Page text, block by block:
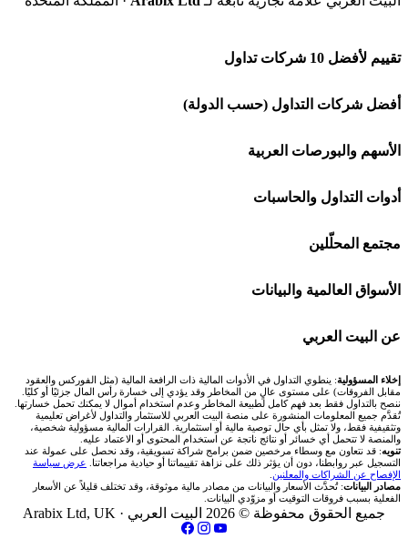
تقييم لأفضل 10 شركات تداول
شركة Capital.com
افاتريد AvaTrade
اكسنس Exness
منصة بينانس
اكس تي بي XTB
انتراكتيف بروكرز IBKR
أفضل شركات التداول (حسب الدولة)
شركات تداول في السعودية
شركات تداول في الإمارات
شركات تداول في الكويت
شركات تداول في قطر
شركات تداول في الأردن
شركات تداول في العراق
شركات تداول في فلسطين
الأسهم والبورصات العربية
🌍 كل البورصات العربية
🇸🇦 السوق السعودية
🇦🇪 أسواق الإمارات
🇪🇬 البورصة المصرية
🇶🇦 بورصة قطر
🇯🇴 بورصة عمّان
🇧🇭 بورصة البحرين
أدوات التداول والحاسبات
🕌 حاسبة الزكاة
💱 محول العملات
🧮 حاسبة حجم اللوت
📊 حاسبة قيمة النقطة
💰 حاسبة ربح الفوركس
📌 حاسبة النقاط المحورية
📏 حاسبة حجم المركز
مجتمع المحلّلين
🧱 حائط المجتمع
🏆 لوحة المحلّلين
✍️ اكتب تحليلك
الأسواق العالمية والبيانات
🌐 المؤشرات العالمية
🥇 سعر الذهب اليوم
🥇 أسعار الذهب والمعادن
💱 أسعار العملات والفوركس
💵 سعر الريال السعودي في مصر
عن البيت العربي
من نحن
تواصل معنا
فريق المؤلفين
مقالات تعليمية
إخلاء المسؤولية: ينطوي التداول في الأدوات المالية ذات الرافعة المالية (مثل الفوركس والعقود
مقابل الفروقات) على مستوى عالٍ من المخاطر وقد يؤدي إلى خسارة رأس المال جزئيًا أو كليًا.
ننصح بالتداول فقط بعد فهم كامل لطبيعة المخاطر وعدم استخدام أموال لا يمكنك تحمل خسارتها.
تُقدَّم جميع المعلومات المنشورة على منصة البيت العربي للاستثمار والتداول لأغراض تعليمية
وتثقيفية فقط، ولا تمثل بأي حال توصية مالية أو استثمارية. القرارات المالية مسؤولية شخصية،
والمنصة لا تتحمل أي خسائر أو نتائج ناتجة عن استخدام المحتوى أو الاعتماد عليه.
تنويه: قد نتعاون مع وسطاء مرخصين ضمن برامج شراكة تسويقية، وقد نحصل على عمولة عند
التسجيل عبر روابطنا، دون أن يؤثر ذلك على نزاهة تقييماتنا أو حيادية مراجعاتنا. عرض سياسة
الإفصاح عن الشراكات والمعلنين
مصادر البيانات: تُحدَّث الأسعار والبيانات من مصادر مالية موثوقة، وقد تختلف قليلاً عن الأسعار
الفعلية بسبب فروقات التوقيت أو مزوّدي البيانات.
جميع الحقوق محفوظة © 2026 البيت العربي · Arabix Ltd, UK